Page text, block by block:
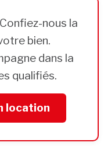
nous la
bien.
dans la
qualifiés.
location